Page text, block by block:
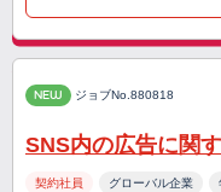
NEW ジョブNo.880818
SNS内の広告に関
契約社員 グローバル企業